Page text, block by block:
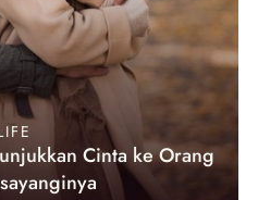
Cinta ke Orang